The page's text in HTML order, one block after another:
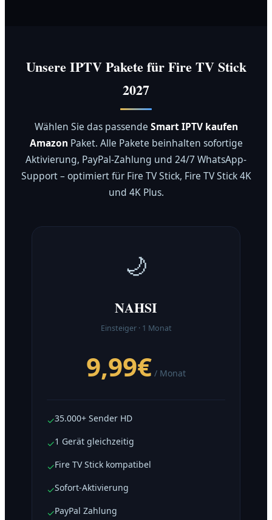
Unsere IPTV Pakete für Fire TV Stick
2027
Wählen Sie das passende Smart IPTV kaufen
Amazon Paket. Alle Pakete beinhalten sofortige
Aktivierung, PayPal-Zahlung und 24/7 WhatsApp-
Support – optimiert für Fire TV Stick, Fire TV Stick 4K
und 4K Plus.
🌙
NAHSI
Einsteiger · 1 Monat
9,99€ / Monat
✓35.000+ Sender HD
✓1 Gerät gleichzeitig
✓Fire TV Stick kompatibel
✓Sofort-Aktivierung
✓PayPal Zahlung